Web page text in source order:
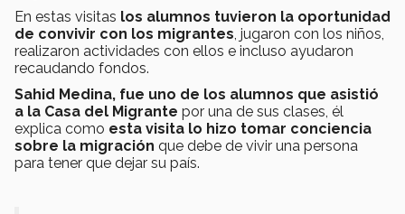
En estas visitas los alumnos tuvieron la oportunidad
de convivir con los migrantes , jugaron con los niños,
realizaron actividades con ellos e incluso ayudaron
recaudando fondos.
Sahid Medina, fue uno de los alumnos que asistió
a la Casa del Migrante por una de sus clases, él
explica como esta visita lo hizo tomar conciencia
sobre la migración que debe de vivir una persona
para tener que dejar su país.